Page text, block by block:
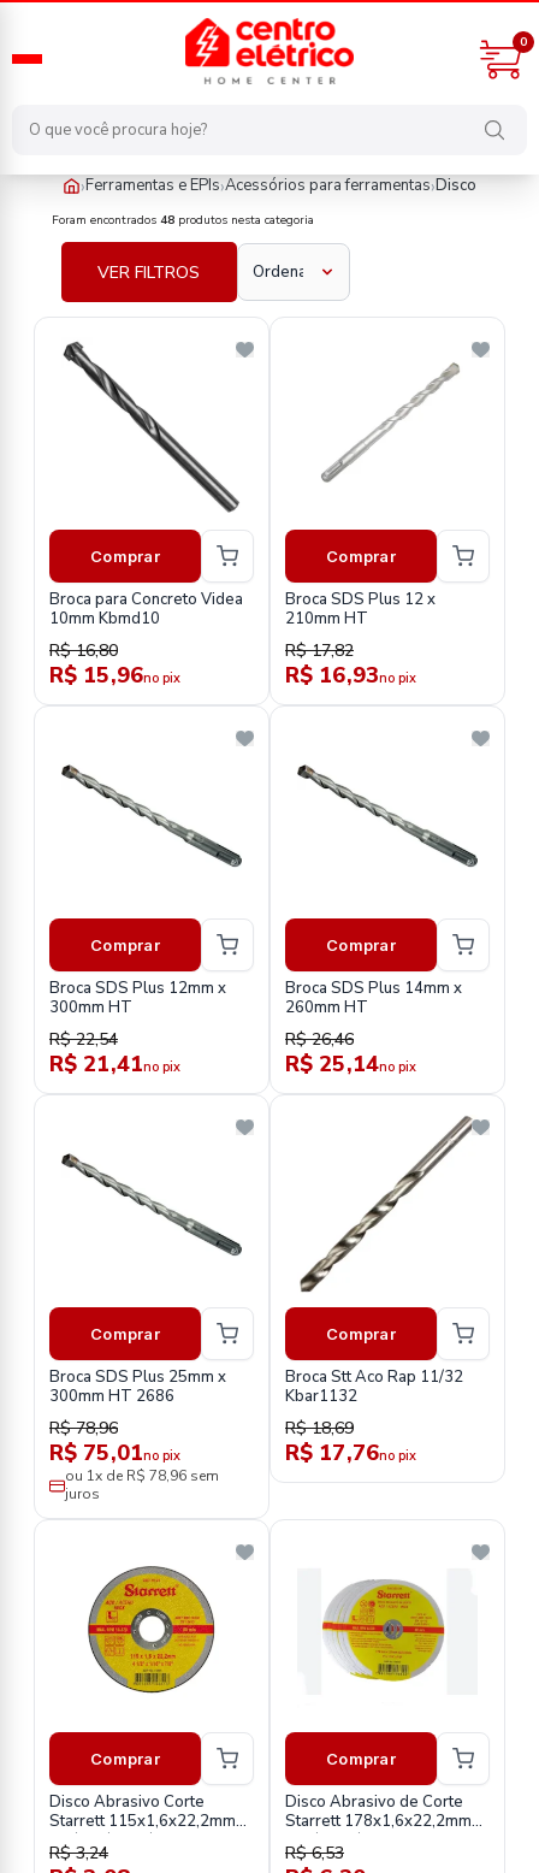
0
›Ferramentas e EPIs›Acessórios para ferramentas›Disco
ferramentas-e-epis/acessorios-para-ferramentas/disco
Foram encontrados 48 produtos nesta categoria
VER FILTROS
Comprar
Broca para Concreto Videa
10mm Kbmd10
R$ 16,80
R$ 15,96no pix
Comprar
Broca SDS Plus 12 x
210mm HT
R$ 17,82
R$ 16,93no pix
Comprar
Broca SDS Plus 12mm x
300mm HT
R$ 22,54
R$ 21,41no pix
Comprar
Broca SDS Plus 14mm x
260mm HT
R$ 26,46
R$ 25,14no pix
Comprar
Broca SDS Plus 25mm x
300mm HT 2686
R$ 78,96
R$ 75,01no pix
ou 1x de R$ 78,96 sem
juros
Comprar
Broca Stt Aco Rap 11/32
Kbar1132
R$ 18,69
R$ 17,76no pix
Comprar
Disco Abrasivo Corte
Starrett 115x1,6x22,2mm
4.1/2x1/16x7/8 Dac115-24
R$ 3,24
Comprar
Disco Abrasivo de Corte
Starrett 178x1,6x22,2mm
7x1/16x7/8 Dac180-24
R$ 6,53